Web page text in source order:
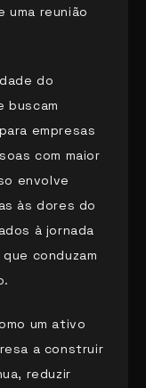
uma reunião
do
buscam
empresas
com maior
envolve
às dores do
à jornada
conduzam
um ativo
a construir
reduzir